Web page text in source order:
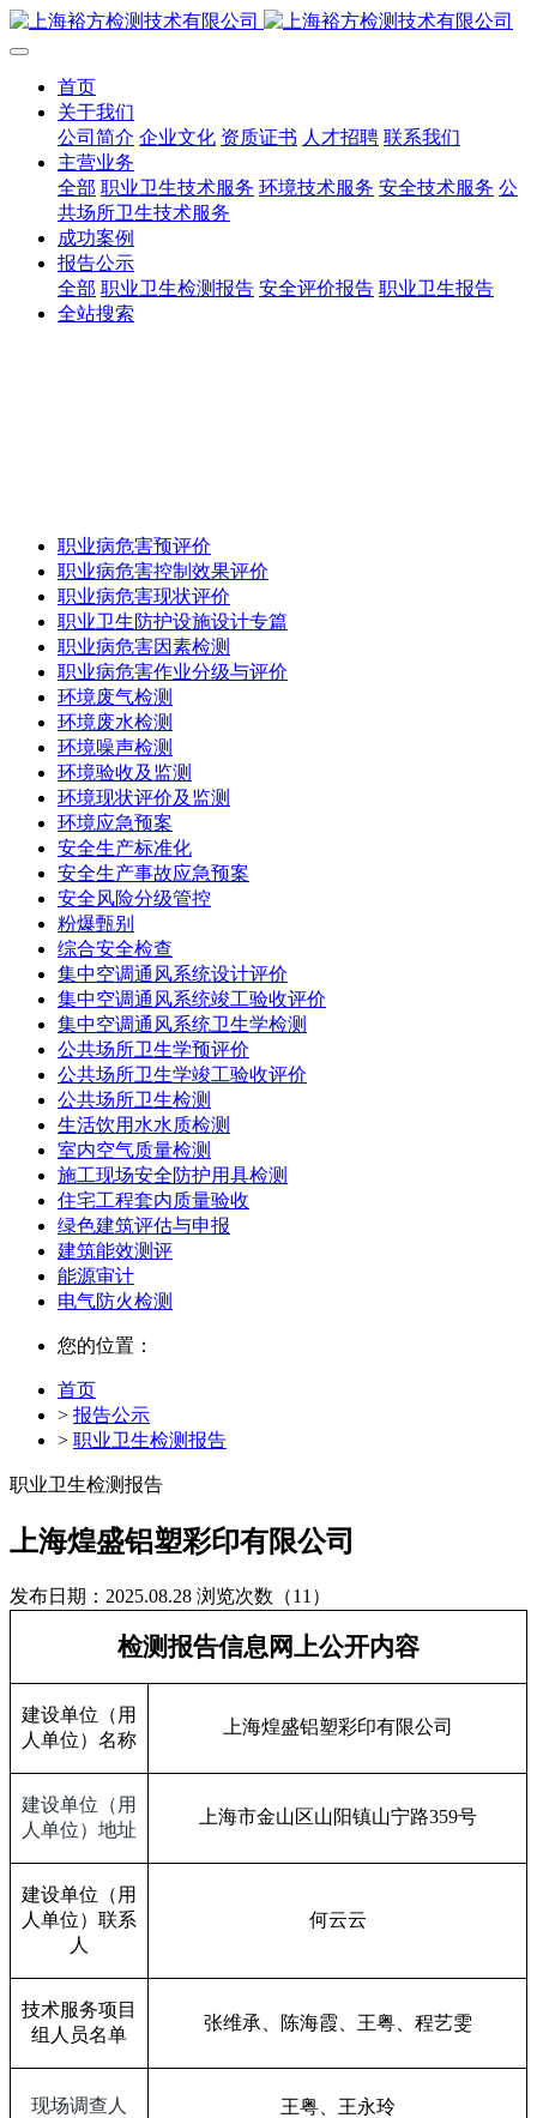
首页
关于我们
公司简介 企业文化 资质证书 人才招聘 联系我们
主营业务
全部 职业卫生技术服务 环境技术服务 安全技术服务 公
共场所卫生技术服务
成功案例
报告公示
全部 职业卫生检测报告 安全评价报告 职业卫生报告
全站搜索
职业病危害预评价
职业病危害控制效果评价
职业病危害现状评价
职业卫生防护设施设计专篇
职业病危害因素检测
职业病危害作业分级与评价
环境废气检测
环境废水检测
环境噪声检测
环境验收及监测
环境现状评价及监测
环境应急预案
安全生产标准化
安全生产事故应急预案
安全风险分级管控
粉爆甄别
综合安全检查
集中空调通风系统设计评价
集中空调通风系统竣工验收评价
集中空调通风系统卫生学检测
公共场所卫生学预评价
公共场所卫生学竣工验收评价
公共场所卫生检测
生活饮用水水质检测
室内空气质量检测
施工现场安全防护用具检测
住宅工程套内质量验收
绿色建筑评估与申报
建筑能效测评
能源审计
电气防火检测
您的位置：
首页
> 报告公示
> 职业卫生检测报告
职业卫生检测报告
上海煌盛铝塑彩印有限公司
发布日期：2025.08.28 浏览次数（11）
检测报告信息网上公开内容
建设单位（用
人单位）名称
上海煌盛铝塑彩印有限公司
建设单位（用
人单位）地址
上海市金山区山阳镇山宁路359号
建设单位（用
人单位）联系
人
何云云
技术服务项目
组人员名单
张维承、陈海霞、王粤、程艺雯
现场调查人 王粤、王永玲